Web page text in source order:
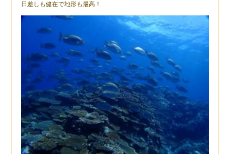
日差しも健在で地形も最高！